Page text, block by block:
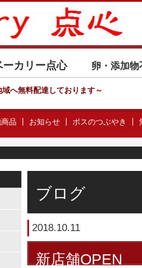
ーカリー点心 卵・添加
へ無料配達しております～
品 お知らせ ボスのつぶやき
ブログ
2018.10.11
新店舗OPEN